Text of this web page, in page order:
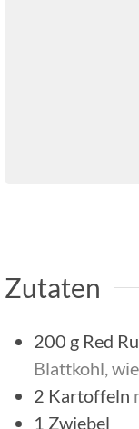
Zutaten
200 g Red
Blattkohl,
2 Kartoffeln
1 Zwiebel